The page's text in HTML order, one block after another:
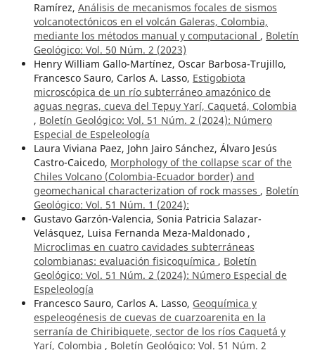
Ramírez, Análisis de mecanismos focales de sismos
volcanotectónicos en el volcán Galeras, Colombia,
mediante los métodos manual y computacional , Boletín
Geológico: Vol. 50 Núm. 2 (2023)
Henry William Gallo-Martínez, Oscar Barbosa-Trujillo,
Francesco Sauro, Carlos A. Lasso, Estigobiota
microscópica de un río subterráneo amazónico de
aguas negras, cueva del Tepuy Yarí, Caquetá, Colombia
, Boletín Geológico: Vol. 51 Núm. 2 (2024): Número
Especial de Espeleología
Laura Viviana Paez, John Jairo Sánchez, Álvaro Jesús
Castro-Caicedo, Morphology of the collapse scar of the
Chiles Volcano (Colombia-Ecuador border) and
geomechanical characterization of rock masses , Boletín
Geológico: Vol. 51 Núm. 1 (2024):
Gustavo Garzón-Valencia, Sonia Patricia Salazar-
Velásquez, Luisa Fernanda Meza-Maldonado ,
Microclimas en cuatro cavidades subterráneas
colombianas: evaluación fisicoquímica , Boletín
Geológico: Vol. 51 Núm. 2 (2024): Número Especial de
Espeleología
Francesco Sauro, Carlos A. Lasso, Geoquímica y
espeleogénesis de cuevas de cuarzoarenita en la
serranía de Chiribiquete, sector de los ríos Caquetá y
Yarí, Colombia , Boletín Geológico: Vol. 51 Núm. 2